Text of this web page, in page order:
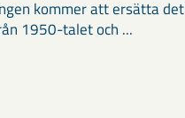
kommer att ersätta det
1950-talet och ...